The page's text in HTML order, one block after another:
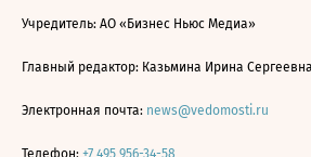
Учредитель: АО «Бизнес Ньюс Медиа»
Главный редактор: Казьмина Ирина Сергеевна
Электронная почта: news@vedomosti.ru
Телефон: +7 495 956-34-58